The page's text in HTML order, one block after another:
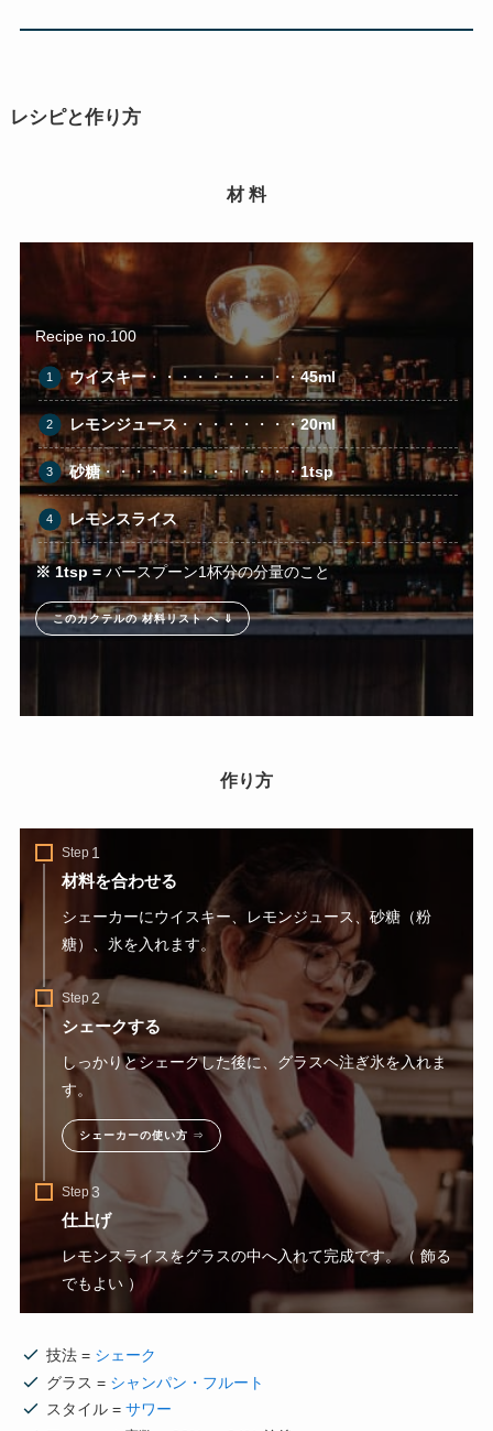
レシピと作り方
材 料
Recipe no.100
ウイスキー・・・・・・・・・・45ml
レモンジュース・・・・・・・・20ml
砂糖・・・・・・・・・・・・・1tsp
レモンスライス
※ 1tsp = バースプーン1杯分の分量のこと
このカクテルの 材料リスト へ ⇓
作り方
Step
材料を合わせる
シェーカーにウイスキー、レモンジュース、砂糖（粉
糖）、氷を入れます。
Step
シェークする
しっかりとシェークした後に、グラスヘ注ぎ氷を入れま
す。
シェーカーの使い方 ⇒
Step
仕上げ
レモンスライスをグラスの中へ入れて完成です。（ 飾る
でもよい ）
技法 = シェーク
グラス = シャンパン・フルート
スタイル =サワー